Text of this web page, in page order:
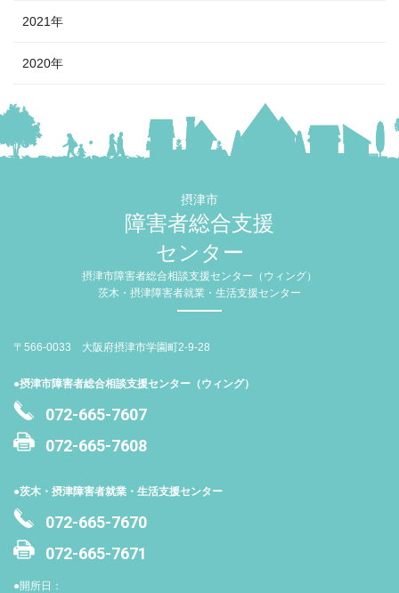
2021年
2020年
摂津市
障害者総合支援
センター
摂津市障害者総合相談支援センター（ウィング）
茨木・摂津障害者就業・生活支援センター
〒566-0033 大阪府摂津市学園町2-9-28
●摂津市障害者総合相談支援センター（ウィング）
072-665-7607
072-665-7608
●茨木・摂津障害者就業・生活支援センター
072-665-7670
072-665-7671
●開所日：